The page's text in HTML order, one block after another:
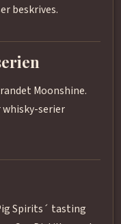
beskrives.
Moonshine.
serier
Spirits´ tasting